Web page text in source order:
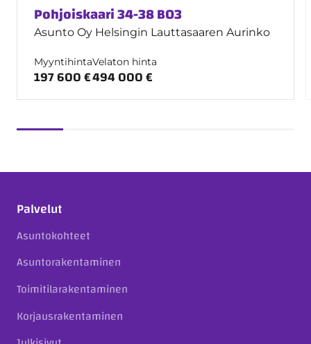
Pohjoiskaari 34-38 B03
Asunto Oy Helsingin Lauttasaaren Aurinko
Myyntihinta
197 600 €
Velaton hinta
494 000 €
Palvelut
Asuntokohteet
Asuntorakentaminen
Toimitilarakentaminen
Korjausrakentaminen